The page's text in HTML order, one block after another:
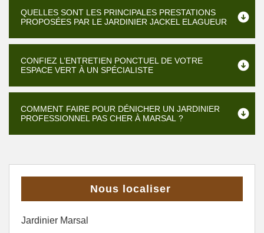
QUELLES SONT LES PRINCIPALES PRESTATIONS
PROPOSÉES PAR LE JARDINIER JACKEL ELAGUEUR
CONFIEZ L’ENTRETIEN PONCTUEL DE VOTRE
ESPACE VERT À UN SPÉCIALISTE
COMMENT FAIRE POUR DÉNICHER UN JARDINIER
PROFESSIONNEL PAS CHER À MARSAL ?
Nous localiser
Jardinier Marsal